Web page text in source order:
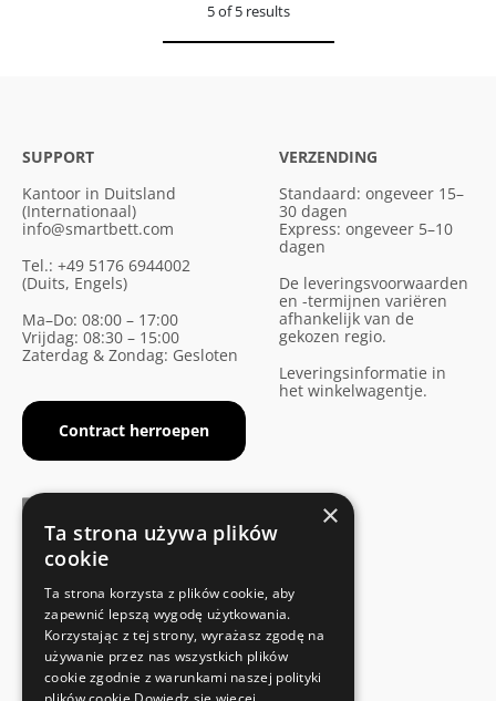
5 of 5 results
SUPPORT
Kantoor in Duitsland
(Internationaal)
info@smartbett.com
Tel.: +49 5176 6944002
(Duits, Engels)
Ma–Do: 08:00 – 17:00
Vrijdag: 08:30 – 15:00
Zaterdag & Zondag: Gesloten
Contract herroepen
VERZENDING
Standaard: ongeveer 15–
30 dagen
Express: ongeveer 5–10
dagen
De leveringsvoorwaarden
en -termijnen variëren
afhankelijk van de
gekozen regio.
Leveringsinformatie in
het winkelwagentje.
Voldoet aan de veiligheidsnormen
SNELLE EN EENVOUDIGE RETOUR
Retourservice
×
Ta strona używa plików
cookie
Ta strona korzysta z plików cookie, aby
zapewnić lepszą wygodę użytkowania.
Korzystając z tej strony, wyrażasz zgodę na
używanie przez nas wszystkich plików
cookie zgodnie z warunkami naszej polityki